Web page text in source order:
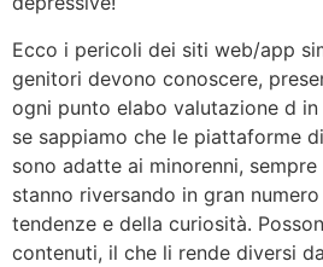
Ecco i pericoli dei siti web/app
genitori devono conoscere,
ogni punto elabo valutazione d
se sappiamo che le piattaforme
sono adatte ai minorenni,
stanno riversando in gran
tendenze e della curiosità.
contenuti, il che li rende diversi